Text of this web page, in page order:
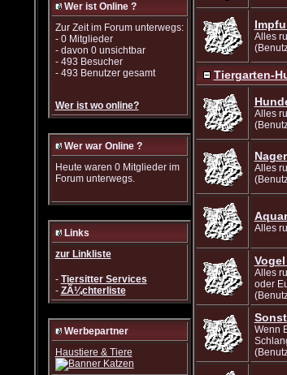
Wer ist Online ?
Zur Zeit im Forum unterwegs:
- 0 Mitglieder
- davon 0 unsichtbar
- 493 Besucher
- 493 Benutzer gesamt
Wer ist wo online?
Wer war Online ?
Heute waren 0 Mitglieder im
Forum unterwegs.
Links
zur Linkliste
- Tiersitter Services
- ZÃ¼chterliste
Werbepartner
Haustiere & Tiere
Alles
Tiergarten-
Alles
Alles
Alles
Alles
oder
Wenn